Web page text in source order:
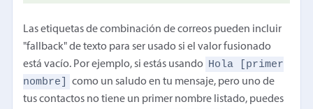
Las etiquetas de combinación de correos pueden incluir
"fallback" de texto para ser usado si el valor fusionado
está vacío. Por ejemplo, si estás usando Hola [primer
nombre]
como un saludo en tu mensaje, pero uno de
tus contactos no tiene un primer nombre listado, puedes